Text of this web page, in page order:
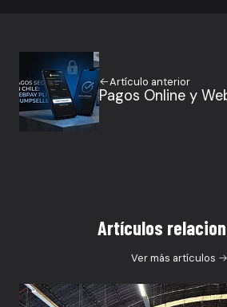
Artículo anterior
Pagos Online y
Artículos
Ver más artículos